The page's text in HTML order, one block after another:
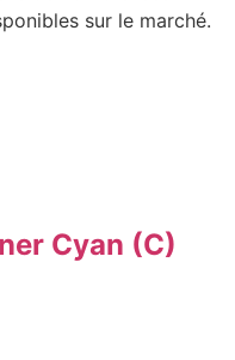
sur le marché.
Cyan (C)